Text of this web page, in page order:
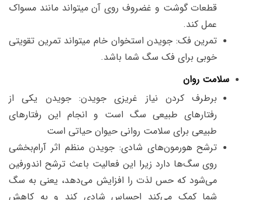
قطعات گوشت و غضروف روی آن میتواند مانند مسواک
عمل کند.
تمرین فک: جویدن استخوان خام میتواند تمرین تقویتی
خوبی برای فک سگ شما باشد.
سلامت روان
برطرف کردن نیاز غریزی جویدن: جویدن یکی از
رفتارهای طبیعی سگ است و انجام این رفتارهای
طبیعی برای سلامت روانی حیوان حیاتی است
ترشح هورمون‌های شادی: جویدن منظم اثر آرام‌بخشی
روی سگ‌ها دارد زیرا این فعالیت باعث ترشح اندورفین
می‌شود که حس لذت را افزایش می‌دهد، یعنی به سگ
شما کمک می‌کند احساس شادی کند و به کاهش